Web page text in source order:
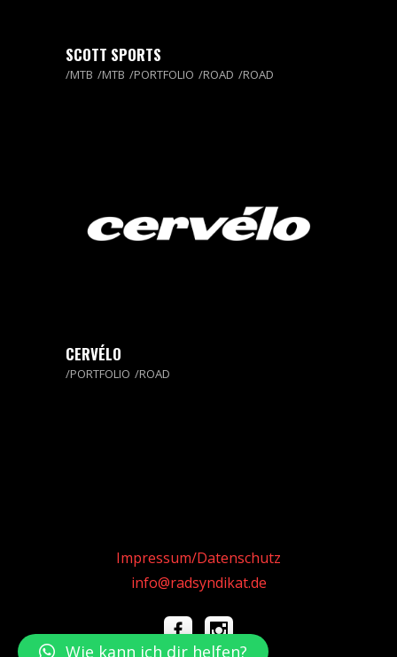
SCOTT SPORTS
MTB MTB PORTFOLIO ROAD ROAD
CERVÉLO
PORTFOLIO ROAD
Impressum/Datenschutz
info@radsyndikat.de
Wie kann ich dir helfen?